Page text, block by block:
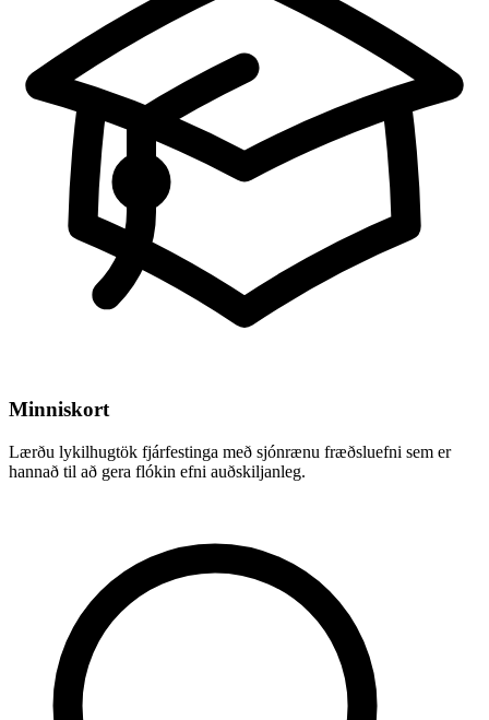
Minniskort
Lærðu lykilhugtök fjárfestinga með sjónrænu fræðsluefni sem er
hannað til að gera flókin efni auðskiljanleg.